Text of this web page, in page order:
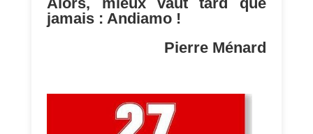
jamais : Andiamo !
Pierre Ménard